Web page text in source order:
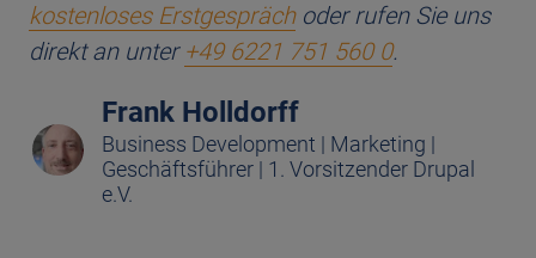
kostenloses Erstgesprächoder rufen Sie uns
direkt an unter +49 6221 751 560 0.
Frank Holldorff
Business Development | Marketing |
Geschäftsführer | 1. Vorsitzender Drupal
e.V.